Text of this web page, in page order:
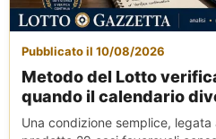
Pubblicato il 10/08/2026
Metodo del Lotto
quando il calendario
Una condizione semplice, legata